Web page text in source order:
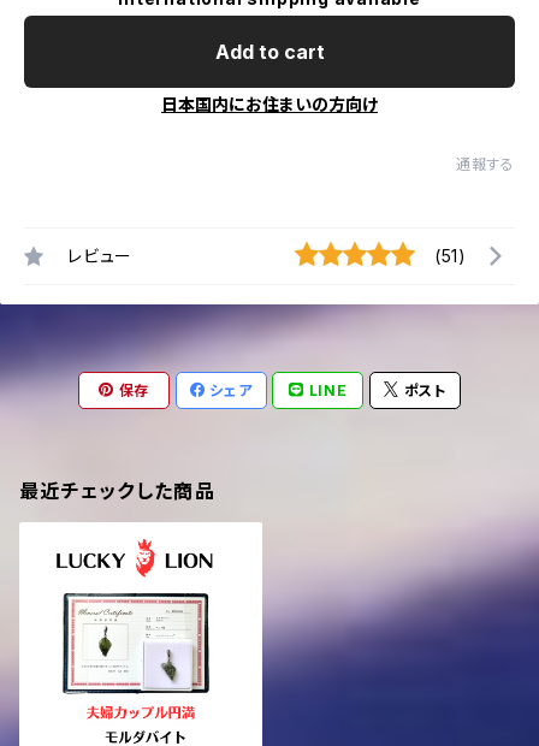
Add to cart
日本国内にお住まいの方向け
通報する
レビュー (51)
保存 シェア LINE ポスト
最近チェックした商品